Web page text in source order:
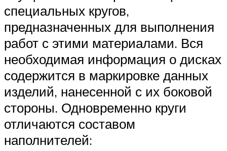
специальных кругов,
предназначенных для выполнения
работ с этими материалами. Вся
необходимая информация о дисках
содержится в маркировке данных
изделий, нанесенной с их боковой
стороны. Одновременно круги
отличаются составом
наполнителей: